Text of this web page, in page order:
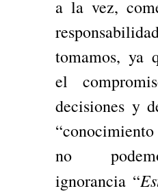
a la vez,
tomamos, ya
el
decisiones y
no
ignorancia “